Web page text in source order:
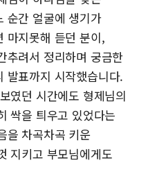
순간 얼굴에 생기가
마지못해 듣던 분이,
추려서 정리하며 궁금한
발표까지 시작했습니다.
였던 시간에도 형제님의
싹을 틔우고 있었다는
을 차곡차곡 키운
지키고 부모님에게도